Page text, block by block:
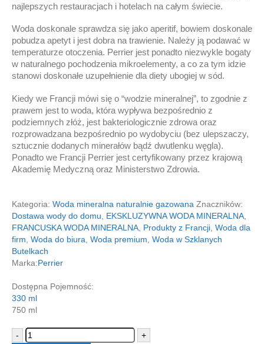
najlepszych restauracjach i hotelach na całym świecie.
Woda doskonale sprawdza się jako aperitif, bowiem doskonale
pobudza apetyt i jest dobra na trawienie. Należy ją podawać w
temperaturze otoczenia. Perrier jest ponadto niezwykle bogaty
w naturalnego pochodzenia mikroelementy, a co za tym idzie
stanowi doskonałe uzupełnienie dla diety ubogiej w sód.
Kiedy we Francji mówi się o “wodzie mineralnej”, to zgodnie z
prawem jest to woda, która wypływa bezpośrednio z
podziemnych złóż, jest bakteriologicznie zdrowa oraz
rozprowadzana bezpośrednio po wydobyciu (bez ulepszaczy,
sztucznie dodanych minerałów bądź dwutlenku węgla).
Ponadto we Francji Perrier jest certyfikowany przez krajową
Akademię Medyczną oraz Ministerstwo Zdrowia.
Kategoria: Woda mineralna naturalnie gazowana Znaczników:
Dostawa wody do domu
EKSKLUZYWNA WODA MINERALNA
FRANCUSKA WODA MINERALNA Produkty z Francji Woda dla
firm Woda do biura Woda premium Woda w Szklanych
Butelkach
Marka:Perrier
Dostępna Pojemność:
330 ml
750 ml
-
+